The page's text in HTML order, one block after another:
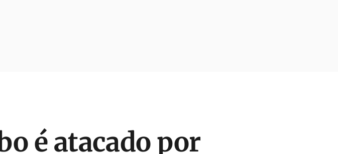
é atacado por